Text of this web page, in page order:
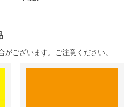
ございます。ご注意ください。